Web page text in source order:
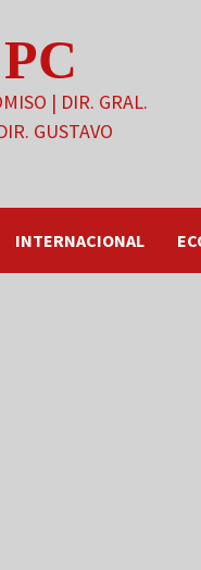
| DIR. GRAL.
GUSTAVO
INTERNACIONAL